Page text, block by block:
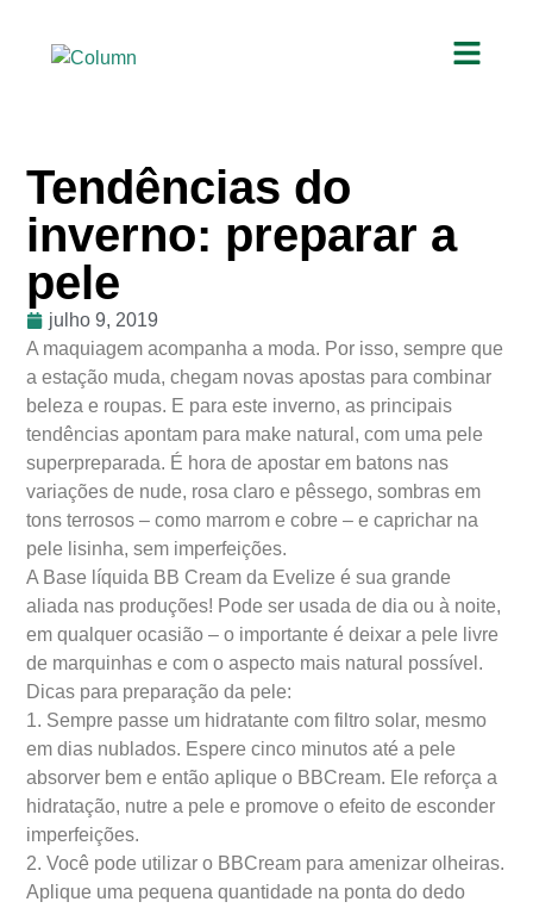
Tendências do
inverno: preparar a
pele
julho 9, 2019
A maquiagem acompanha a moda. Por isso, sempre que
a estação muda, chegam novas apostas para combinar
beleza e roupas. E para este inverno, as principais
tendências apontam para make natural, com uma pele
superpreparada. É hora de apostar em batons nas
variações de nude, rosa claro e pêssego, sombras em
tons terrosos – como marrom e cobre – e caprichar na
pele lisinha, sem imperfeições.
A Base líquida BB Cream da Evelize é sua grande
aliada nas produções! Pode ser usada de dia ou à noite,
em qualquer ocasião – o importante é deixar a pele livre
de marquinhas e com o aspecto mais natural possível.
Dicas para preparação da pele:
1. Sempre passe um hidratante com filtro solar, mesmo
em dias nublados. Espere cinco minutos até a pele
absorver bem e então aplique o BBCream. Ele reforça a
hidratação, nutre a pele e promove o efeito de esconder
imperfeições.
2. Você pode utilizar o BBCream para amenizar olheiras.
Aplique uma pequena quantidade na ponta do dedo